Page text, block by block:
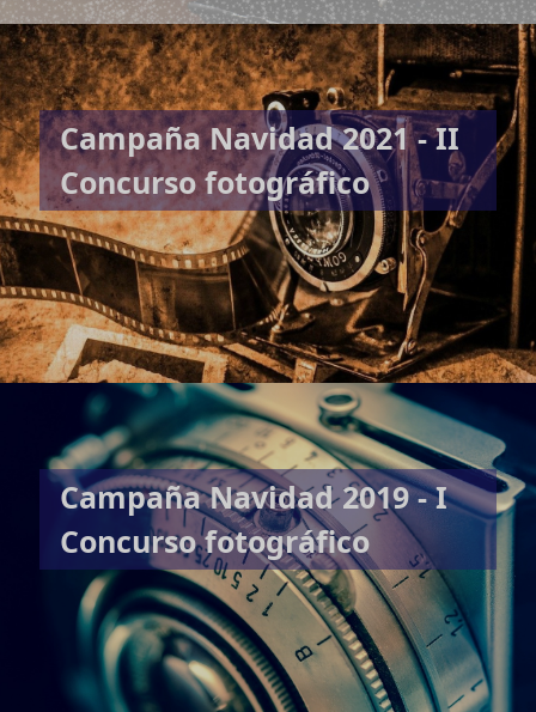
Campaña Navidad 2021 - II
Concurso fotográfico
Campaña Navidad 2019 - I
Concurso fotográfico